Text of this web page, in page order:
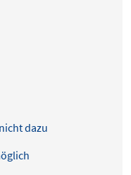
dazu